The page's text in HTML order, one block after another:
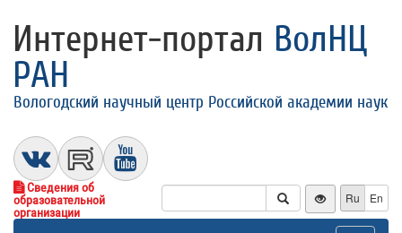
Интернет-портал ВолНЦ
РАН
Вологодский научный центр Российской академии наук
Сведения об
образовательной
организации
Ru En